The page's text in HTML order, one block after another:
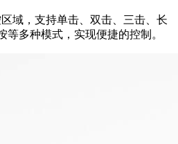
域，支持单击、双击、三击、长
等多种模式，实现便捷的控制。